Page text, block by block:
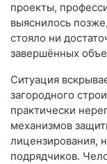
проекты,
выяснилось
стояло ни
завершённых
Ситуация
загородного
практически
механизмов
лицензирования,
подрядчиков.